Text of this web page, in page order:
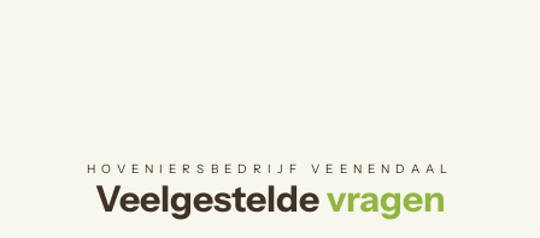
HOVENIERSBEDRIJF VEENENDAAL
Veelgesteldevragen